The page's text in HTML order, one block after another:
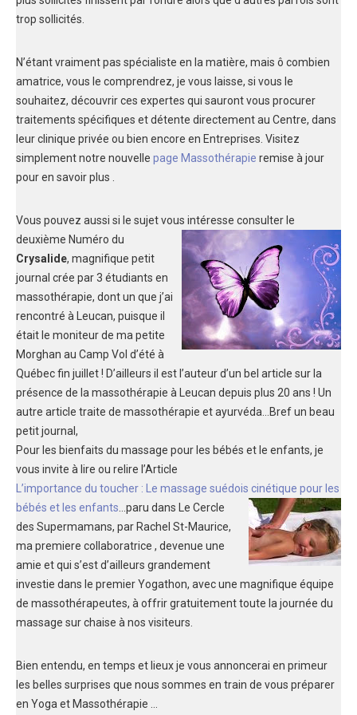
trop sollicités.
N’étant vraiment pas spécialiste en la matière, mais ô combien
amatrice, vous le comprendrez, je vous laisse, si vous le
souhaitez, découvrir ces expertes qui sauront vous procurer
traitements spécifiques et détente directement au Centre, dans
leur clinique privée ou bien encore en Entreprises. Visitez
simplement notre nouvelle page Massothérapie remise à jour
pour en savoir plus .
Vous pouvez aussi si le sujet vous intéresse consulter le
deuxième Numéro du
Crysalide, magnifique petit
journal crée par 3 étudiants en
massothérapie, dont un que j’ai
rencontré à Leucan, puisque il
était le moniteur de ma petite
Morghan au Camp Vol d’été à
Québec fin juillet ! D’ailleurs il est l’auteur d’un bel article sur la
présence de la massothérapie à Leucan depuis plus 20 ans ! Un
autre article traite de massothérapie et ayurvéda…Bref un beau
petit journal,
Pour les bienfaits du massage pour les bébés et le enfants, je
vous invite à lire ou relire l’Article
L’importance du toucher : Le massage suédois cinétique pour les
bébés et les enfants …paru dans Le Cercle
des Supermamans, par Rachel St-Maurice,
ma premiere collaboratrice , devenue une
amie et qui s’est d’ailleurs grandement
investie dans le premier Yogathon, avec une magnifique équipe
de massothérapeutes, à offrir gratuitement toute la journée du
massage sur chaise à nos visiteurs.
Bien entendu, en temps et lieux je vous annoncerai en primeur
les belles surprises que nous sommes en train de vous préparer
en Yoga et Massothérapie …